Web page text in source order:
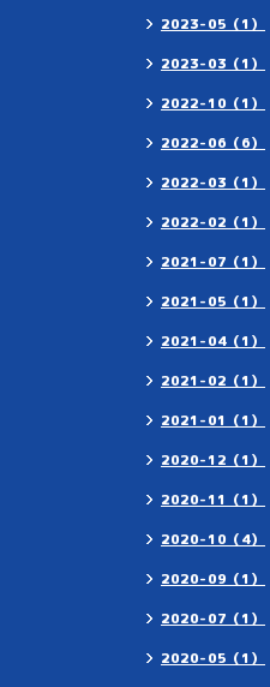
2023-05（1）
2023-03（1）
2022-10（1）
2022-06（6）
2022-03（1）
2022-02（1）
2021-07（1）
2021-05（1）
2021-04（1）
2021-02（1）
2021-01（1）
2020-12（1）
2020-11（1）
2020-10（4）
2020-09（1）
2020-07（1）
2020-05（1）